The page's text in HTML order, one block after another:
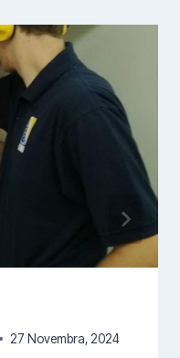
27 Novembra, 2024